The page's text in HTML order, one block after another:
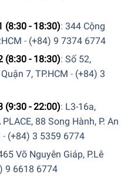
được trang bị hệ thống
phê luôn được pha ở nhiệt
cách đun nóng lượng
uống.
(8:30 - 18:30): 344 Cộng
- (+84) 9 7374 6774
(8:30 - 18:30): Số 52,
7, TP.HCM - (+84) 3
(9:30 - 22:00): L3-16a,
88 Song Hành, P. An
- (+84) 3 5359 6774
Võ Nguyên Giáp, P.Lê
9 6618 6774